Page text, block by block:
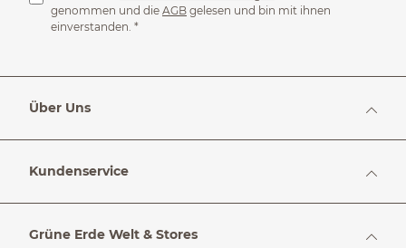
genommen und die AGB gelesen und bin mit ihnen
einverstanden. *
Über Uns
Kundenservice
Grüne Erde Welt & Stores